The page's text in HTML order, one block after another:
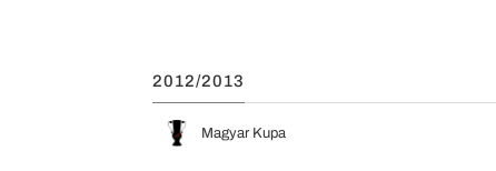
2012/2013
Magyar Kupa